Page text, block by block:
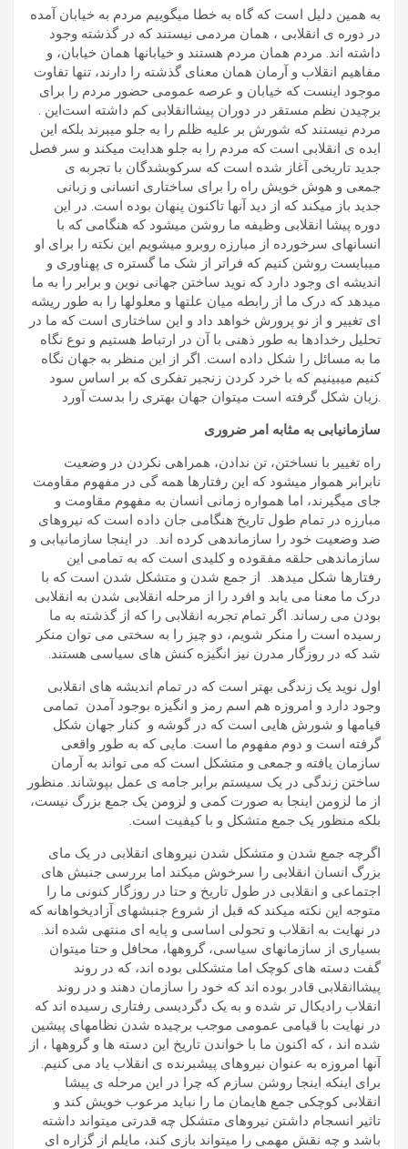
به همین دلیل است که گاه به خطا میگوییم مردم به خیابان آمده
در دوره ی انقلابی ، همان مردمی نیستند که در گذشته وجود
داشته اند. مردم همان مردم هستند و خیابانها همان خیابان، و
مفاهیم انقلاب و آرمان همان معنای گذشته را دارند، تنها تفاوت
موجود اینست که خیابان و عرصه عمومی حضور مردم را برای
برچیدن نظم مستقر در دوران پیشاانقلابی کم داشته است‪. این
مردم نیستند که شورش بر علیه ظلم را به جلو میبرند بلکه این
ایده ی انقلابی است که مردم را به جلو هدایت میکند و سر فصل
جدید تاریخی آغاز شده است که سرکوبشدگان با تجربه ی
جمعی و هوش خویش راه را برای ساختاری انسانی و زبانی
جدید باز میکند که از دید آنها تاکنون پنهان بوده است. در این
دوره پیشا انقلابی وظیفه ما روشن میشود که هنگامی که با
انسانهای سرخورده از مبارزه روبرو میشویم این نکته را برای او
میبایست روشن کنیم که فراتر از شک ما گستره ی پهناوری و
اندیشه ای وجود دارد که نوید ساختن جهانی نوین و برابر را به ما
میدهد که درک ما از رابطه میان علتها و معلولها را به طور ریشه
ای تغییر و از نو پرورش خواهد داد و این ساختاری است که ما در
تحلیل رخدادها به طور ذهنی با آن در ارتباط هستیم و نوع نگاه
ما به مسائل را شکل داده است. اگر از این منظر به جهان نگاه
کنیم میبینیم که با خرد کردن زنجیر تفکری که بر اساس سود
زیان شکل گرفته است میتوان جهان بهتری را بدست آورد.
سازمانیابی به مثابه امر ضروری
راه تغییر با نساختن، تن ندادن، همراهی نکردن در وضعیت
نابرابر هموار میشود که این رفتارها همه گی در مفهوم مقاومت
جای میگیرند، اما همواره زمانی انسان به مفهوم مقاومت و
مبارزه در تمام طول تاریخ هنگامی جان داده است که نیروهای
ضد وضعیت خود را سازماندهی کرده اند. در اینجا سازمانیابی و
سازماندهی حلقه مفقوده و کلیدی است که به تمامی این
رفتارها شکل میدهد. از جمع شدن و متشکل شدن است که با
درک ما معنا می یابد و افرد را از مرحله انقلابی شدن به انقلابی
بودن می رساند. اگر تمام تجربه انقلابی را که از گذشته به ما
رسیده است را منکر شویم، دو چیز را به سختی می توان منکر
شد که در روزگار مدرن نیز انگیزه کنش های سیاسی هستند.
اول نوید یک زندگی بهتر است که در تمام اندیشه های انقلابی
وجود دارد و امروزه هم اسم رمز و انگیزه بوجود آمدن تمامی
قیامها و شورش هایی است که در گوشه و کنار جهان شکل
گرفته است و دوم مفهوم ما است. مایی که به طور واقعی
سازمان یافته و جمعی و متشکل است که می تواند به آرمان
ساختن زندگی در یک سیستم برابر جامه ی عمل بپوشاند. منظور
از ما لزومن اینجا به صورت کمی و لزومن یک جمع بزرگ نیست،
بلکه منظور یک جمع متشکل و با کیفیت است.
اگرچه جمع شدن و متشکل شدن نیروهای انقلابی در یک مای
بزرگ انسان انقلابی را سرخوش میکند اما بررسی جنبش های
اجتماعی و انقلابی در طول تاریخ و حتا در روزگار کنونی ما را
متوجه این نکته میکند که قبل از شروع جنبشهای آزادیخواهانه که
در نهایت به انقلاب و تحولی اساسی و پایه ای منتهی شده اند.
بسیاری از سازمانهای سیاسی، گروهها، محافل و حتا میتوان
گفت دسته های کوچک اما متشکلی بوده اند، که در روند
پیشاانقلابی قادر بوده اند که خود را سازمان دهند و در روند
انقلاب رادیکال تر شده و به یک دگردیسی رفتاری رسیده اند که
در نهایت با قیامی عمومی موجب برچیده شدن نظامهای پیشین
شده اند ، که اکنون ما با خواندن تاریخ این دسته ها و گروهها ، از
آنها امروزه به عنوان نیروهای پیشبرنده ی انقلاب یاد می کنیم.
برای اینکه اینجا روشن سازم که چرا در این مرحله ی پیشا
انقلابی کوچکی جمع هایمان ما را نباید مرعوب خویش کند و
تاثیر انسجام داشتن نیروهای متشکل چه قدرتی میتواند داشته
باشد و چه نقش مهمی را میتواند بازی کند، مایلم از گزاره ای